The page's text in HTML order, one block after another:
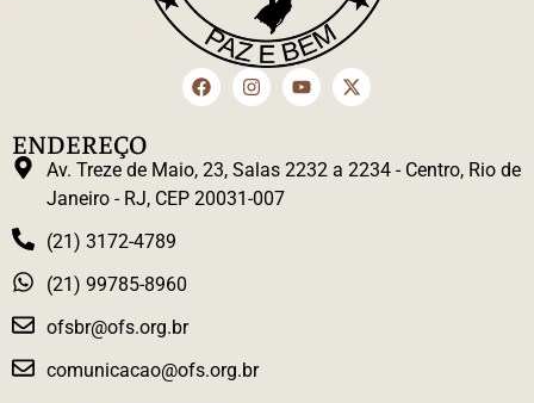
ENDEREÇO
Av. Treze de Maio, 23, Salas 2232 a 2234 - Centro, Rio de
Janeiro - RJ, CEP 20031-007
(21) 3172-4789
(21) 99785-8960
ofsbr@ofs.org.br
comunicacao@ofs.org.br